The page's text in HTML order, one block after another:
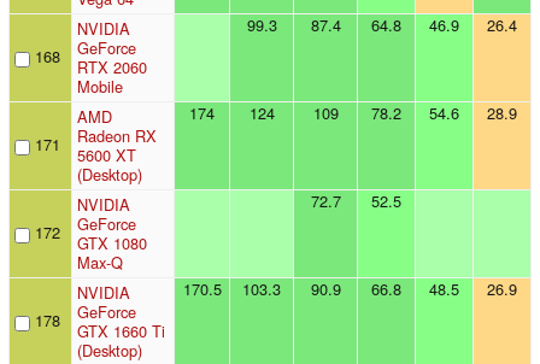
168
NVIDIA
GeForce
RTX 2060
Mobile
99.3 87.4 64.8 46.9 26.4
171
AMD
Radeon RX
5600 XT
(Desktop)
174 124 109 78.2 54.6 28.9
172
NVIDIA
GeForce
GTX 1080
Max-Q
72.7 52.5
178
NVIDIA
GeForce
GTX 1660 Ti
(Desktop)
170.5 103.3 90.9 66.8 48.5 26.9